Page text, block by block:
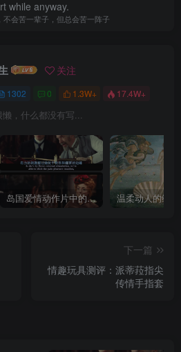
while anyway.
不会苦一辈子，但总会苦一阵子
关注
1302 0 1.3W+ 17.4W+
懒，什么都没有写...
岛国爱情动作片中的AV棒到底有多猛？成人用品震动棒的发展史！
下一篇
情趣玩具测评：派蒂菈指尖
传情手指套